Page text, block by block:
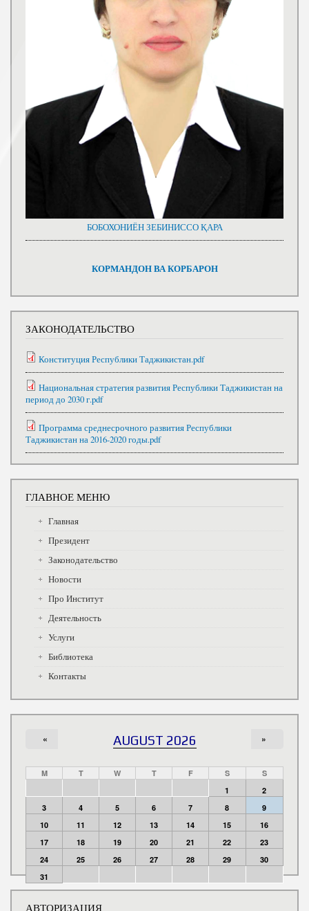
БОБОХОНИЁН ЗЕБИНИССО ҚАРА
КОРМАНДОН ВА КОРБАРОН
ЗАКОНОДАТЕЛЬСТВО
Конституция Республики Таджикистан.pdf
Национальная стратегия развития Республики Таджикистан на
период до 2030 г.pdf
Программа среднесрочного развития Республики
Таджикистан на 2016-2020 годы.pdf
ГЛАВНОЕ МЕНЮ
Главная
Президент
Законодательство
Новости
Про Институт
Деятельность
Услуги
Библиотека
Контакты
AUGUST 2026
« »
M T W T F S
S
1
2
3
4 5 6 7 8
9
10
11 12 13 14 15
16
17
18 19 20 21 22
23
24
25 26 27 28 29
30
31
АВТОРИЗАЦИЯ